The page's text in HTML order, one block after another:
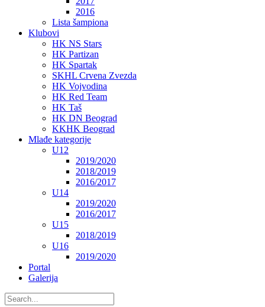
2016
Lista šampiona
Klubovi
HK NS Stars
HK Partizan
HK Spartak
SKHL Crvena Zvezda
HK Vojvodina
HK Red Team
HK Taš
HK DN Beograd
KKHK Beograd
Mlađe kategorije
U12
2019/2020
2018/2019
2016/2017
U14
2019/2020
2016/2017
U15
2018/2019
U16
2019/2020
Portal
Galerija